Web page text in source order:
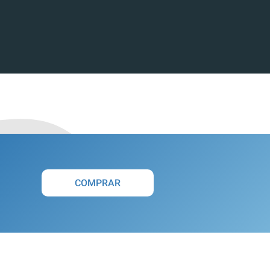
COMPRAR